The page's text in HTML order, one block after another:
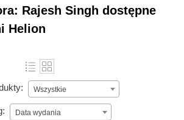
Rajesh Singh dostępne
Helion
Wszystkie
Data wydania